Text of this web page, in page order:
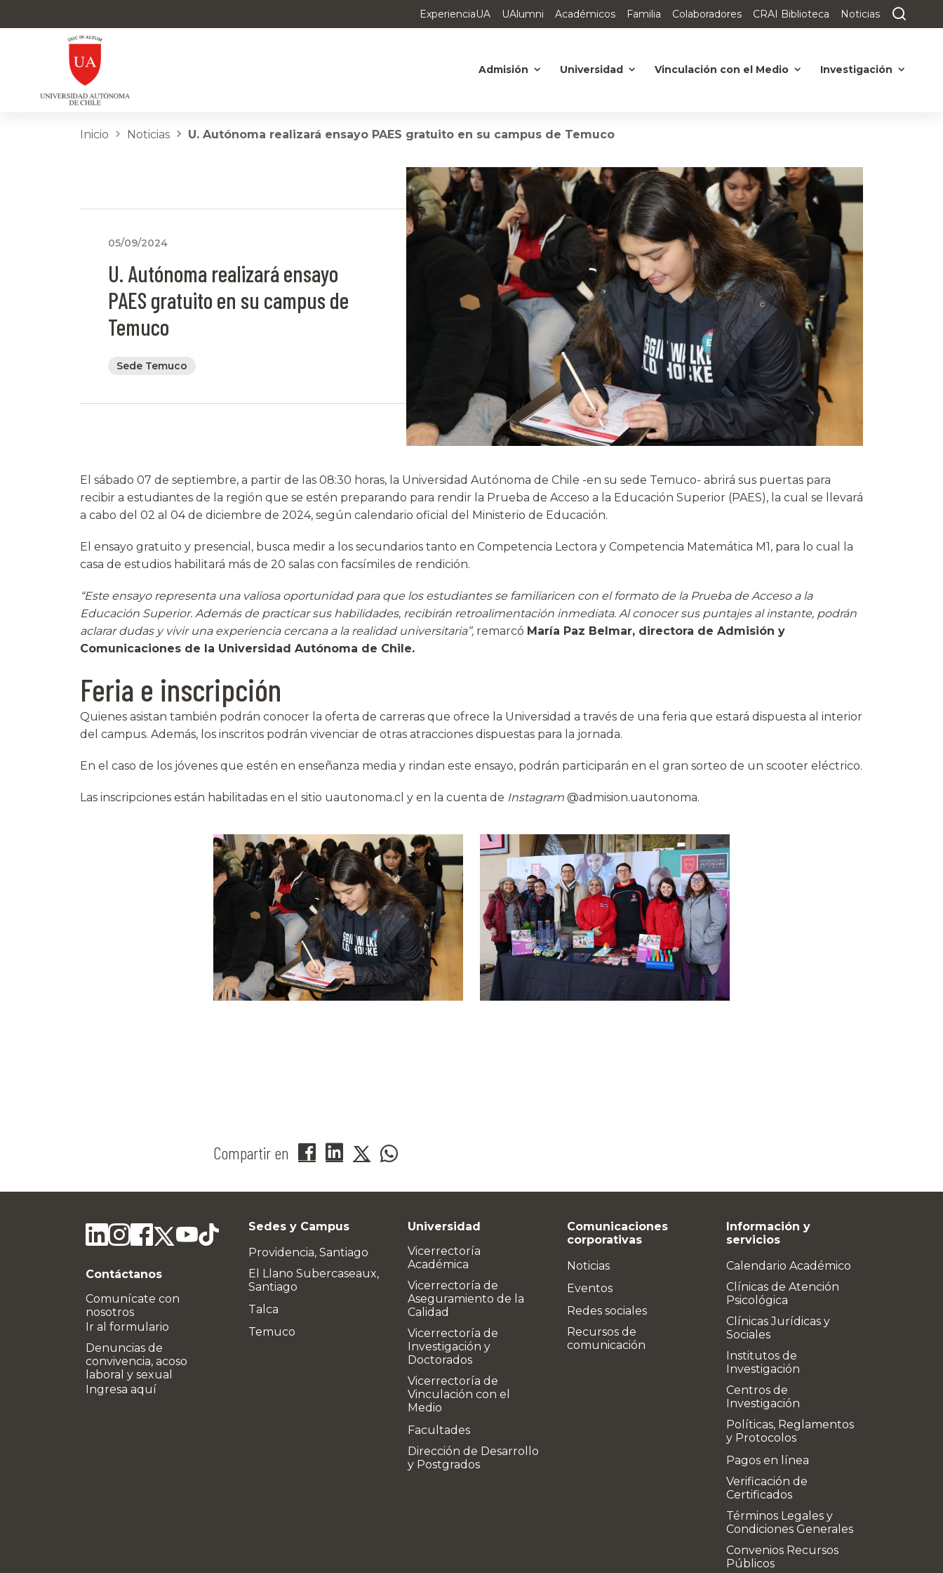
ExperienciaUA UAlumni Académicos Familia Colaboradores CRAI Biblioteca Noticias
Admisión Universidad Vinculación con el Medio Investigación
Inicio Noticias U. Autónoma realizará ensayo PAES gratuito en su campus de Temuco
05/09/2024
U. Autónoma realizará ensayo
PAES gratuito en su campus de
Temuco
Sede Temuco
El sábado 07 de septiembre, a partir de las 08:30 horas, la Universidad Autónoma de Chile -en su sede Temuco- abrirá sus puertas para
recibir a estudiantes de la región que se estén preparando para rendir la Prueba de Acceso a la Educación Superior (PAES), la cual se llevará
a cabo del 02 al 04 de diciembre de 2024, según calendario oficial del Ministerio de Educación.
El ensayo gratuito y presencial, busca medir a los secundarios tanto en Competencia Lectora y Competencia Matemática M1, para lo cual la
casa de estudios habilitará más de 20 salas con facsímiles de rendición.
“Este ensayo representa una valiosa oportunidad para que los estudiantes se familiaricen con el formato de la Prueba de Acceso a la
Educación Superior. Además de practicar sus habilidades, recibirán retroalimentación inmediata. Al conocer sus puntajes al instante, podrán
aclarar dudas y vivir una experiencia cercana a la realidad universitaria”, remarcó María Paz Belmar, directora de Admisión y
Comunicaciones de la Universidad Autónoma de Chile.
Feria e inscripción
Quienes asistan también podrán conocer la oferta de carreras que ofrece la Universidad a través de una feria que estará dispuesta al interior
del campus. Además, los inscritos podrán vivenciar de otras atracciones dispuestas para la jornada.
En el caso de los jóvenes que estén en enseñanza media y rindan este ensayo, podrán participarán en el gran sorteo de un scooter eléctrico.
Las inscripciones están habilitadas en el sitio uautonoma.cl y en la cuenta de Instagram @admision.uautonoma.
Compartir en
Contáctanos
Comunícate con
nosotros
Ir al formulario
Denuncias de
convivencia, acoso
laboral y sexual
Ingresa aquí
Sedes y Campus
Providencia, Santiago
El Llano Subercaseaux,
Santiago
Talca
Temuco
Universidad
Vicerrectoría
Académica
Vicerrectoría de
Aseguramiento de la
Calidad
Vicerrectoría de
Investigación y
Doctorados
Vicerrectoría de
Vinculación con el
Medio
Facultades
Dirección de Desarrollo
y Postgrados
Comunicaciones
corporativas
Noticias
Eventos
Redes sociales
Recursos de
comunicación
Información y
servicios
Calendario Académico
Clínicas de Atención
Psicológica
Clínicas Jurídicas y
Sociales
Institutos de
Investigación
Centros de
Investigación
Políticas, Reglamentos
y Protocolos
Pagos en línea
Verificación de
Certificados
Términos Legales y
Condiciones Generales
Convenios Recursos
Públicos